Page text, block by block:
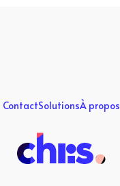
ContactSolutionsÀ propos